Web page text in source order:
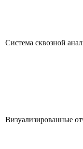
Система сквозной
Визуализированные